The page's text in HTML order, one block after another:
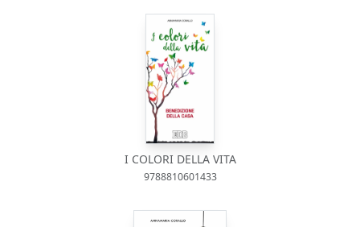
I COLORI DELLA VITA
9788810601433